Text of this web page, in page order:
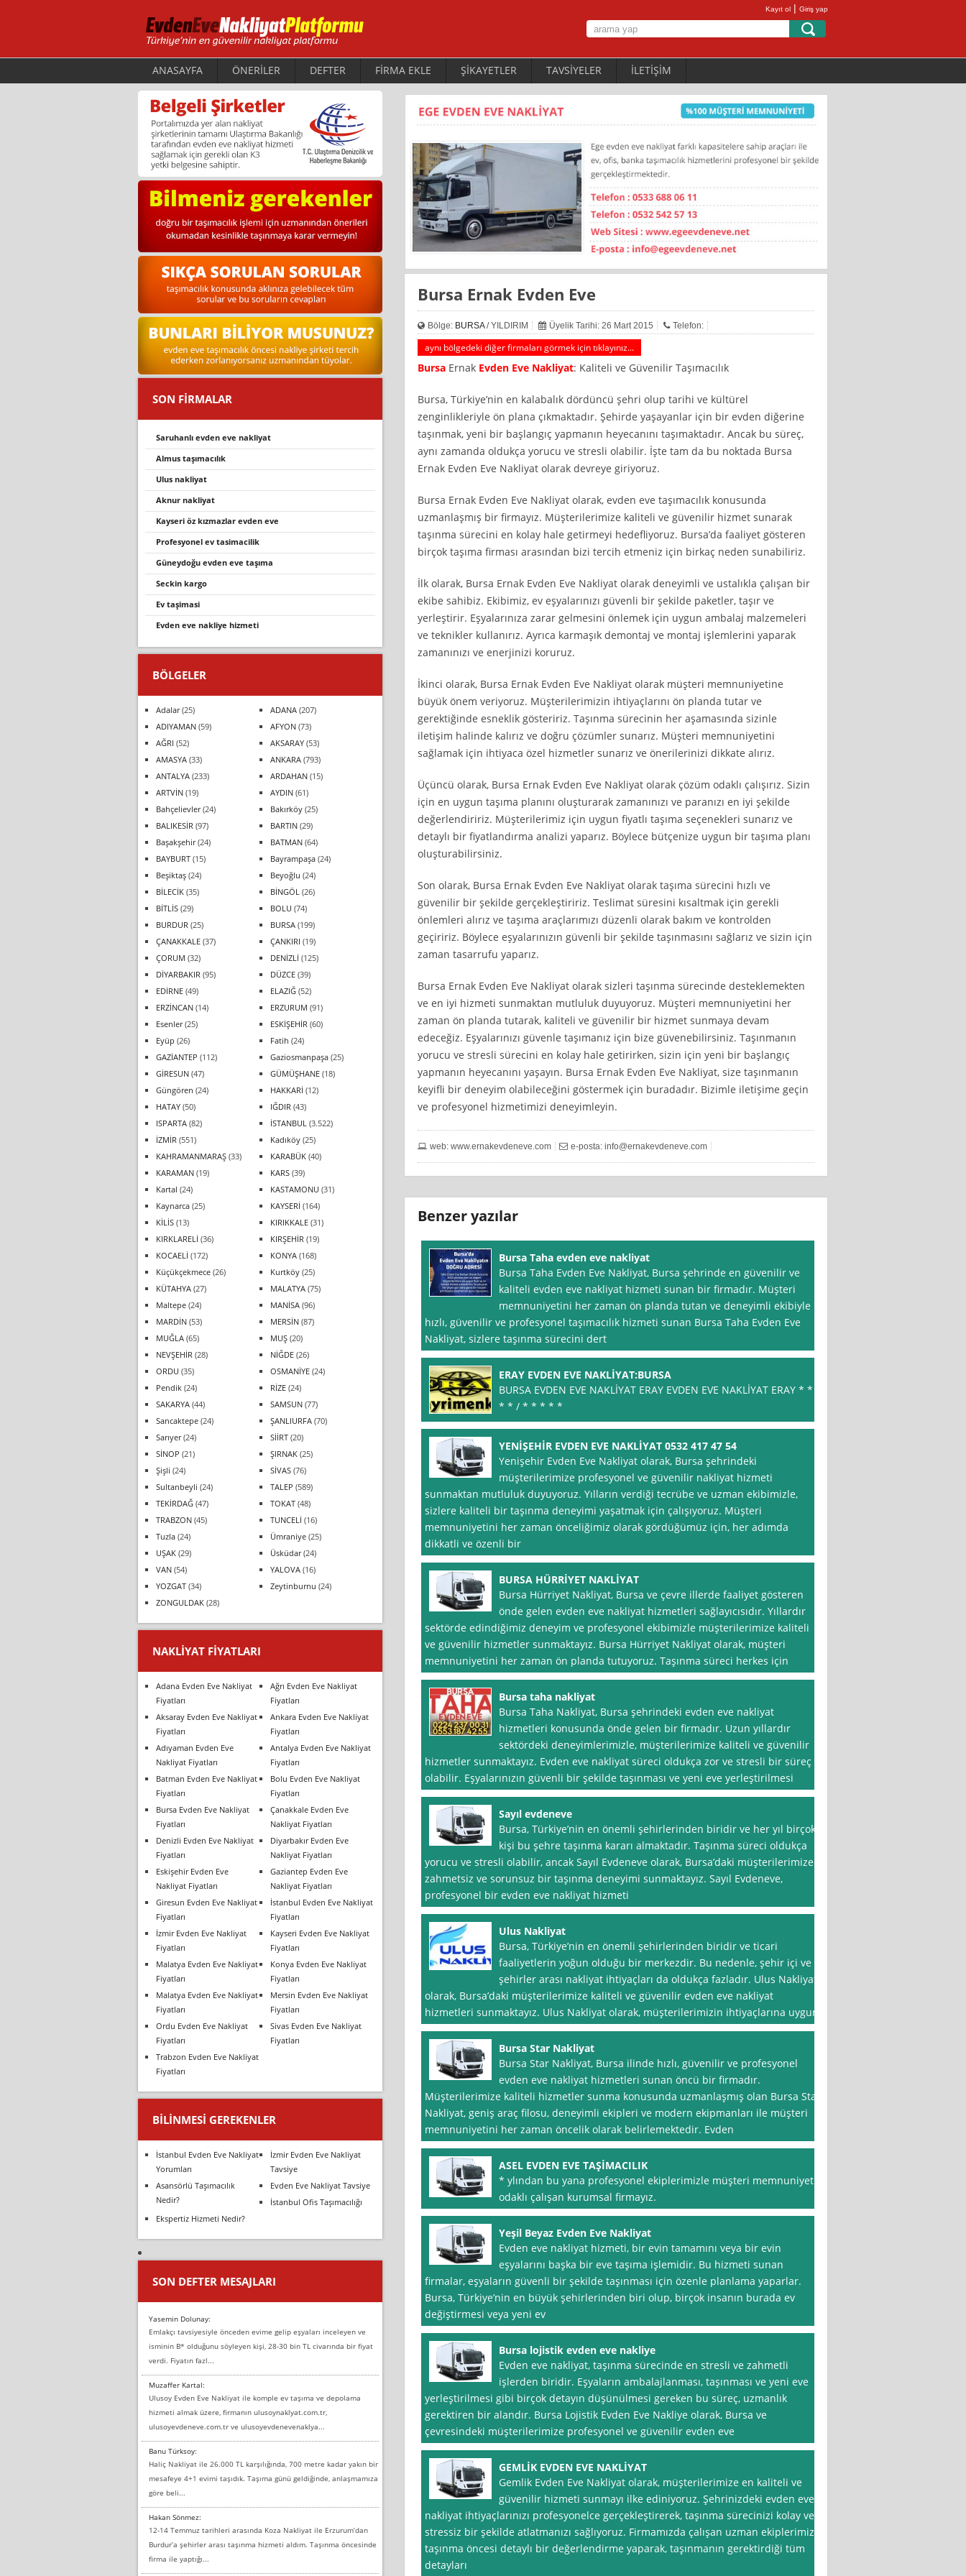
Kayıt ol | Giriş yap
ANASAYFA ÖNERİLER DEFTER FİRMA EKLE ŞİKAYETLER TAVSİYELER İLETİŞİM
Bursa Ernak Evden Eve
Bölge: BURSA/ YILDIRIM Üyelik Tarihi: 26 Mart 2015 Telefon:
aynı bölgedeki diğer firmaları görmek için tıklayınız...
BursaErnak Evden Eve Nakliyat: Kaliteli ve Güvenilir Taşımacılık
Bursa, Türkiye’nin en kalabalık dördüncü şehri olup tarihi ve kültürel
zenginlikleriyle ön plana çıkmaktadır. Şehirde yaşayanlar için bir evden diğerine
taşınmak, yeni bir başlangıç yapmanın heyecanını taşımaktadır. Ancak bu süreç,
aynı zamanda oldukça yorucu ve stresli olabilir. İşte tam da bu noktada Bursa
Ernak Evden Eve Nakliyat olarak devreye giriyoruz.
Bursa Ernak Evden Eve Nakliyat olarak, evden eve taşımacılık konusunda
uzmanlaşmış bir firmayız. Müşterilerimize kaliteli ve güvenilir hizmet sunarak
taşınma sürecini en kolay hale getirmeyi hedefliyoruz. Bursa’da faaliyet gösteren
birçok taşıma firması arasından bizi tercih etmeniz için birkaç neden sunabiliriz.
İlk olarak, Bursa Ernak Evden Eve Nakliyat olarak deneyimli ve ustalıkla çalışan bir
ekibe sahibiz. Ekibimiz, ev eşyalarınızı güvenli bir şekilde paketler, taşır ve
yerleştirir. Eşyalarınıza zarar gelmesini önlemek için uygun ambalaj malzemeleri
ve teknikler kullanırız. Ayrıca karmaşık demontaj ve montaj işlemlerini yaparak
zamanınızı ve enerjinizi koruruz.
İkinci olarak, Bursa Ernak Evden Eve Nakliyat olarak müşteri memnuniyetine
büyük önem veriyoruz. Müşterilerimizin ihtiyaçlarını ön planda tutar ve
gerektiğinde esneklik gösteririz. Taşınma sürecinin her aşamasında sizinle
iletişim halinde kalırız ve doğru çözümler sunarız. Müşteri memnuniyetini
sağlamak için ihtiyaca özel hizmetler sunarız ve önerilerinizi dikkate alırız.
Üçüncü olarak, Bursa Ernak Evden Eve Nakliyat olarak çözüm odaklı çalışırız. Sizin
için en uygun taşıma planını oluşturarak zamanınızı ve paranızı en iyi şekilde
değerlendiririz. Müşterilerimiz için uygun fiyatlı taşıma seçenekleri sunarız ve
detaylı bir fiyatlandırma analizi yaparız. Böylece bütçenize uygun bir taşıma planı
oluşturabilirsiniz.
Son olarak, Bursa Ernak Evden Eve Nakliyat olarak taşıma sürecini hızlı ve
güvenilir bir şekilde gerçekleştiririz. Teslimat süresini kısaltmak için gerekli
önlemleri alırız ve taşıma araçlarımızı düzenli olarak bakım ve kontrolden
geçiririz. Böylece eşyalarınızın güvenli bir şekilde taşınmasını sağlarız ve sizin için
zaman tasarrufu yaparız.
Bursa Ernak Evden Eve Nakliyat olarak sizleri taşınma sürecinde desteklemekten
ve en iyi hizmeti sunmaktan mutluluk duyuyoruz. Müşteri memnuniyetini her
zaman ön planda tutarak, kaliteli ve güvenilir bir hizmet sunmaya devam
edeceğiz. Eşyalarınızı güvenle taşımanız için bize güvenebilirsiniz. Taşınmanın
yorucu ve stresli sürecini en kolay hale getirirken, sizin için yeni bir başlangıç
yapmanın heyecanını yaşayın. Bursa Ernak Evden Eve Nakliyat, size taşınmanın
keyifli bir deneyim olabileceğini göstermek için buradadır. Bizimle iletişime geçin
ve profesyonel hizmetimizi deneyimleyin.
web: www.ernakevdeneve.com e-posta: info@ernakevdeneve.com
Benzer yazılar
Bursa Taha evden eve nakliyat
Bursa Taha Evden Eve Nakliyat, Bursa şehrinde en güvenilir ve
kaliteli evden eve nakliyat hizmeti sunan bir firmadır. Müşteri
memnuniyetini her zaman ön planda tutan ve deneyimli ekibiyle
hızlı, güvenilir ve profesyonel taşımacılık hizmeti sunan Bursa Taha Evden Eve
Nakliyat, sizlere taşınma sürecini dert
ERAY EVDEN EVE NAKLİYAT:BURSA
BURSA EVDEN EVE NAKLİYAT ERAY EVDEN EVE NAKLİYAT ERAY * *
* * / * * * * *
YENİŞEHİR EVDEN EVE NAKLİYAT 0532 417 47 54
Yenişehir Evden Eve Nakliyat olarak, Bursa şehrindeki
müşterilerimize profesyonel ve güvenilir nakliyat hizmeti
sunmaktan mutluluk duyuyoruz. Yılların verdiği tecrübe ve uzman ekibimizle,
sizlere kaliteli bir taşınma deneyimi yaşatmak için çalışıyoruz. Müşteri
memnuniyetini her zaman önceliğimiz olarak gördüğümüz için, her adımda
dikkatli ve özenli bir
BURSA HÜRRİYET NAKLİYAT
Bursa Hürriyet Nakliyat, Bursa ve çevre illerde faaliyet gösteren
önde gelen evden eve nakliyat hizmetleri sağlayıcısıdır. Yıllardır
sektörde edindiğimiz deneyim ve profesyonel ekibimizle müşterilerimize kaliteli
ve güvenilir hizmetler sunmaktayız. Bursa Hürriyet Nakliyat olarak, müşteri
memnuniyetini her zaman ön planda tutuyoruz. Taşınma süreci herkes için
Bursa taha nakliyat
Bursa Taha Nakliyat, Bursa şehrindeki evden eve nakliyat
hizmetleri konusunda önde gelen bir firmadır. Uzun yıllardır
sektördeki deneyimlerimizle, müşterilerimize kaliteli ve güvenilir
hizmetler sunmaktayız. Evden eve nakliyat süreci oldukça zor ve stresli bir süreç
olabilir. Eşyalarınızın güvenli bir şekilde taşınması ve yeni eve yerleştirilmesi
Sayıl evdeneve
Bursa, Türkiye’nin en önemli şehirlerinden biridir ve her yıl birçok
kişi bu şehre taşınma kararı almaktadır. Taşınma süreci oldukça
yorucu ve stresli olabilir, ancak Sayıl Evdeneve olarak, Bursa’daki müşterilerimize
zahmetsiz ve sorunsuz bir taşınma deneyimi sunmaktayız. Sayıl Evdeneve,
profesyonel bir evden eve nakliyat hizmeti
Ulus Nakliyat
Bursa, Türkiye’nin en önemli şehirlerinden biridir ve ticari
faaliyetlerin yoğun olduğu bir merkezdir. Bu nedenle, şehir içi ve
şehirler arası nakliyat ihtiyaçları da oldukça fazladır. Ulus Nakliyat
olarak, Bursa’daki müşterilerimize kaliteli ve güvenilir evden eve nakliyat
hizmetleri sunmaktayız. Ulus Nakliyat olarak, müşterilerimizin ihtiyaçlarına uygun
Bursa Star Nakliyat
Bursa Star Nakliyat, Bursa ilinde hızlı, güvenilir ve profesyonel
evden eve nakliyat hizmetleri sunan öncü bir firmadır.
Müşterilerimize kaliteli hizmetler sunma konusunda uzmanlaşmış olan Bursa Star
Nakliyat, geniş araç filosu, deneyimli ekipleri ve modern ekipmanları ile müşteri
memnuniyetini her zaman öncelik olarak belirlemektedir. Evden
ASEL EVDEN EVE TAŞİMACILIK
* ylından bu yana profesyonel ekiplerimizle müşteri memnuniyeti
odaklı çalışan kurumsal firmayız.
Yeşil Beyaz Evden Eve Nakliyat
Evden eve nakliyat hizmeti, bir evin tamamını veya bir evin
eşyalarını başka bir eve taşıma işlemidir. Bu hizmeti sunan
firmalar, eşyaların güvenli bir şekilde taşınması için özenle planlama yaparlar.
Bursa, Türkiye’nin en büyük şehirlerinden biri olup, birçok insanın burada ev
değiştirmesi veya yeni ev
Bursa lojistik evden eve nakliye
Evden eve nakliyat, taşınma sürecinde en stresli ve zahmetli
işlerden biridir. Eşyaların ambalajlanması, taşınması ve yeni eve
yerleştirilmesi gibi birçok detayın düşünülmesi gereken bu süreç, uzmanlık
gerektiren bir alandır. Bursa Lojistik Evden Eve Nakliye olarak, Bursa ve
çevresindeki müşterilerimize profesyonel ve güvenilir evden eve
GEMLİK EVDEN EVE NAKLİYAT
Gemlik Evden Eve Nakliyat olarak, müşterilerimize en kaliteli ve
güvenilir hizmeti sunmayı ilke ediniyoruz. Şehrinizdeki evden eve
nakliyat ihtiyaçlarınızı profesyonelce gerçekleştirerek, taşınma sürecinizi kolay ve
stressiz bir şekilde atlatmanızı sağlıyoruz. Firmamızda çalışan uzman ekiplerimiz,
taşınma öncesi detaylı bir değerlendirme yaparak, taşınmanın gerektirdiği tüm
detayları
SON FİRMALAR
saruhanli evden eve nakli̇yat
almus taşimacilik
ulus nakliyat
aknur nakli̇yat
kayseri̇ öz kizmazlar evden eve
profesyonel ev tasi̇maci̇li̇k
güneydoğu evden eve taşıma
seckin kargo
ev taşimasi
evden eve nakliye hizmeti
BÖLGELER
Adalar(25) ADANA (207)
ADIYAMAN (59) AFYON (73)
AĞRI (52) AKSARAY (53)
AMASYA (33) ANKARA (793)
ANTALYA (233) ARDAHAN (15)
ARTVİN (19) AYDIN (61)
Bahçelievler(24) Bakırköy (25)
BALIKESİR (97) BARTIN (29)
Başakşehir(24) BATMAN (64)
BAYBURT (15) Bayrampaşa (24)
Beşiktaş (24) Beyoğlu (24)
BİLECİK (35) BİNGÖL (26)
BİTLİS (29) BOLU (74)
BURDUR (25) BURSA (199)
ÇANAKKALE (37) ÇANKIRI (19)
ÇORUM (32) DENİZLİ (125)
DİYARBAKIR (95) DÜZCE (39)
EDİRNE (49) ELAZIĞ (52)
ERZİNCAN (14) ERZURUM (91)
Esenler(25) ESKİŞEHİR (60)
Eyüp (26) Fatih (24)
GAZİANTEP (112) Gaziosmanpaşa (25)
GİRESUN (47) GÜMÜŞHANE (18)
Güngören (24) HAKKARİ (12)
HATAY (50) IĞDIR (43)
ISPARTA (82) İSTANBUL (3.522)
İZMİR (551) Kadıköy (25)
KAHRAMANMARAŞ (33) KARABÜK (40)
KARAMAN (19) KARS (39)
Kartal (24) KASTAMONU (31)
Kaynarca (25) KAYSERİ (164)
KİLİS (13) KIRIKKALE (31)
KIRKLARELİ (36) KIRŞEHİR (19)
KOCAELİ (172) KONYA (168)
Küçükçekmece (26) Kurtköy (25)
KÜTAHYA (27) MALATYA (75)
Maltepe (24) MANİSA (96)
MARDİN (53) MERSİN (87)
MUĞLA (65) MUŞ (20)
NEVŞEHİR (28) NİĞDE (26)
ORDU (35) OSMANİYE (24)
Pendik (24) RİZE (24)
SAKARYA (44) SAMSUN (77)
Sancaktepe (24) ŞANLIURFA (70)
Sarıyer(24) SİİRT (20)
SİNOP (21) ŞIRNAK (25)
Şişli (24) SİVAS (76)
Sultanbeyli (24) TALEP (589)
TEKİRDAĞ (47) TOKAT (48)
TRABZON (45) TUNCELİ (16)
Tuzla (24) Ümraniye (25)
UŞAK (29) Üsküdar(24)
VAN (54) YALOVA (16)
YOZGAT (34) Zeytinburnu (24)
ZONGULDAK (28)
NAKLIYAT FIYATLARI
Adana Evden Eve Nakliyat
Fiyatları
Ağrı Evden Eve Nakliyat
Fiyatları
Aksaray Evden Eve Nakliyat
Fiyatları
Ankara Evden Eve Nakliyat
Fiyatları
Adıyaman Evden Eve
Nakliyat Fiyatları
Antalya Evden Eve Nakliyat
Fiyatları
Batman Evden Eve Nakliyat
Fiyatları
Bolu Evden Eve Nakliyat
Fiyatları
Bursa Evden Eve Nakliyat
Fiyatları
Çanakkale Evden Eve
Nakliyat Fiyatları
Denizli Evden Eve Nakliyat
Fiyatları
Diyarbakır Evden Eve
Nakliyat Fiyatları
Eskişehir Evden Eve
Nakliyat Fiyatları
Gaziantep Evden Eve
Nakliyat Fiyatları
Giresun Evden Eve Nakliyat
Fiyatları
İstanbul Evden Eve Nakliyat
Fiyatları
İzmir Evden Eve Nakliyat
Fiyatları
Kayseri Evden Eve Nakliyat
Fiyatları
Malatya Evden Eve Nakliyat
Fiyatları
Konya Evden Eve Nakliyat
Fiyatları
Malatya Evden Eve Nakliyat
Fiyatları
Mersin Evden Eve Nakliyat
Fiyatları
Ordu Evden Eve Nakliyat
Fiyatları
Sivas Evden Eve Nakliyat
Fiyatları
Trabzon Evden Eve Nakliyat
Fiyatları
BILINMESI GEREKENLER
İstanbul Evden Eve Nakliyat
Yorumları
İzmir Evden Eve Nakliyat
Tavsiye
Asansörlü Taşımacılık
Nedir?
Evden Eve Nakliyat Tavsiye
İstanbul Ofis Taşımacılığı
Ekspertiz Hizmeti Nedir?
SON DEFTER MESAJLARI
Yasemin Dolunay:
Emlakçı tavsiyesiyle önceden evime gelip eşyaları inceleyen ve
isminin B* olduğunu söyleyen kişi, 28-30 bin TL civarında bir fiyat
verdi. Fiyatın fazl...
Muzaffer Kartal:
Ulusoy Evden Eve Nakliyat ile komple ev taşıma ve depolama
hizmeti almak üzere, firmanın ulusoynaklyat.com.tr,
ulusoyevdeneve.com.tr ve ulusoyevdenevenaklya...
Banu Türksoy:
Haliç Nakliyat ile 26.000 TL karşılığında, 700 metre kadar yakın bir
mesafeye 4+1 evimi taşıdık. Taşıma günü geldiğinde, anlaşmamıza
göre beli...
Hakan Sönmez:
12-14 Temmuz tarihleri arasında Koza Nakliyat ile Erzurum’dan
Burdur’a şehirler arası taşınma hizmeti aldım. Taşınma öncesinde
firma ile yaptığı...